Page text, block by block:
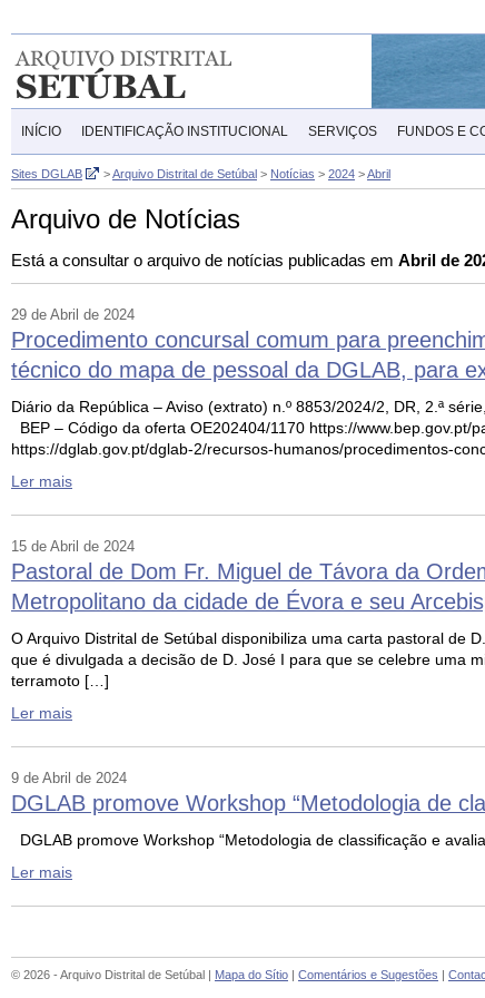
INÍCIO IDENTIFICAÇÃO INSTITUCIONAL SERVIÇOS FUNDOS E
Sites DGLAB >Arquivo Distrital de Setúbal > Notícias > 2024 >Abril
Arquivo de Notícias
Está a consultar o arquivo de notícias publicadas em Abril de
29 de Abril de 2024
Procedimento concursal comum para
técnico do mapa de pessoal da DGLAB, para
Diário da República – Aviso (extrato) n.º 8853/2024/2, DR, 2.ª
BEP – Código da oferta OE202404/1170 https://
https://dglab.gov.pt/dglab-2/recursos-humanos/procedimentos-
Ler mais
15 de Abril de 2024
Pastoral de Dom Fr. Miguel de Távora da
Metropolitano da cidade de Évora e seu
O Arquivo Distrital de Setúbal disponibiliza uma carta pastoral de
que é divulgada a decisão de D. José I para que se celebre uma
terramoto […]
Ler mais
9 de Abril de 2024
DGLAB promove Workshop “Metodologia de
DGLAB promove Workshop “Metodologia de classificação e
Ler mais
© 2026 - Arquivo Distrital de Setúbal | Mapa do Sítio | Comentários e Sugestões |